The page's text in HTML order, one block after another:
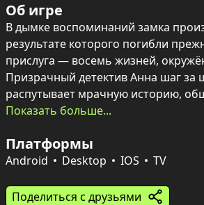
Об игре
В дымке воспоминаний замка
результате которого погибли
прислуга — восемь жизней,
Призрачный детектив Анна шаг за
распутывает мрачную историю,
собирая фрагменты прошлого.
предметов и задания на поиск
комнатах: каждая локация — это
множество уровней и непростые
Показать больше...
Платформы
Android Desktop IOS TV
Поделиться с друзьями